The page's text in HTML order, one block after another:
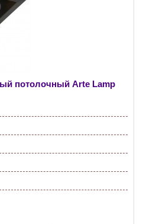
потолочный Arte Lamp